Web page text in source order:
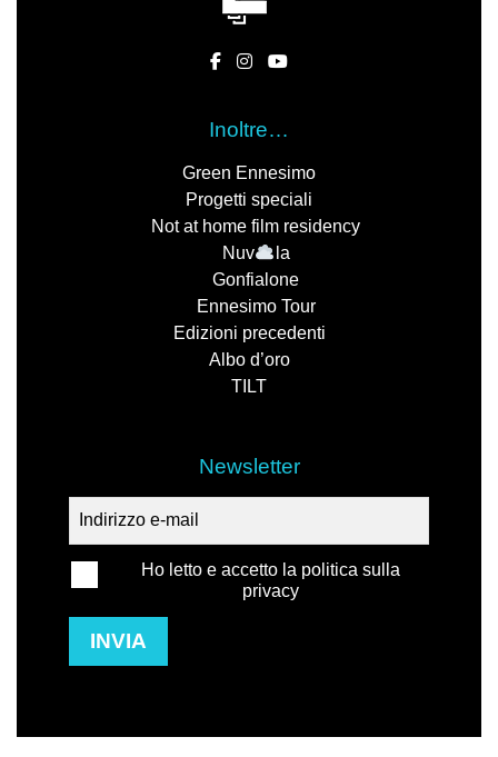
Inoltre…
Green Ennesimo
Progetti speciali
Not at home film residency
Nuv
la
Gonfialone
Ennesimo Tour
Edizioni precedenti
Albo d’oro
TILT
Newsletter
Ho letto e accetto la politica sulla
privacy
INVIA